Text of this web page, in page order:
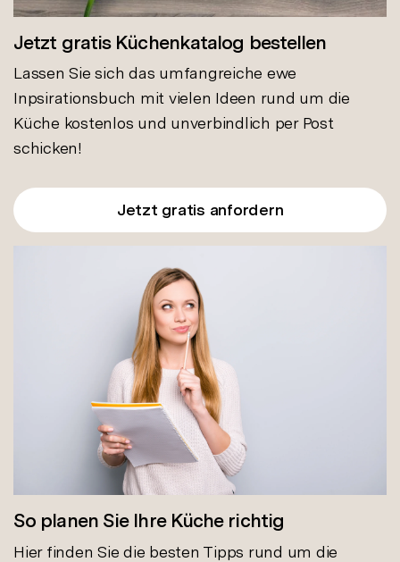
Jetzt gratis Küchenkatalog bestellen
Lassen Sie sich das umfangreiche ewe
Inpsirationsbuch mit vielen Ideen rund um die
Küche kostenlos und unverbindlich per Post
schicken!
Jetzt gratis anfordern
So planen Sie Ihre Küche richtig
Hier finden Sie die besten Tipps rund um die